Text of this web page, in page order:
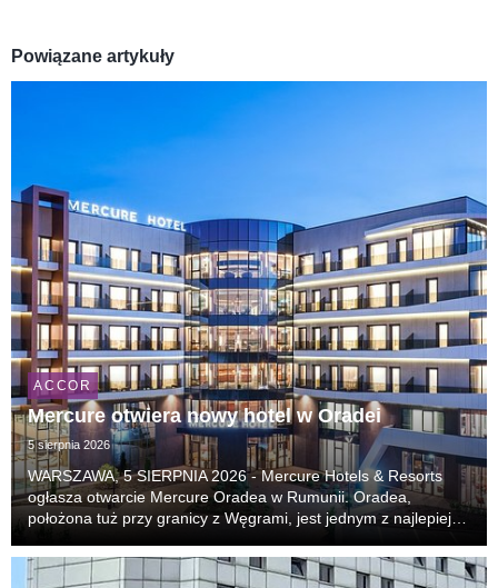
Powiązane artykuły
ACCOR
Mercure otwiera nowy hotel w Oradei
5 sierpnia 2026
WARSZAWA, 5 SIERPNIA 2026 - Mercure Hotels & Resorts
ogłasza otwarcie Mercure Oradea w Rumunii. Oradea,
położona tuż przy granicy z Węgrami, jest jednym z najlepiej
pojawia się na listach najciekawszych kierunk...